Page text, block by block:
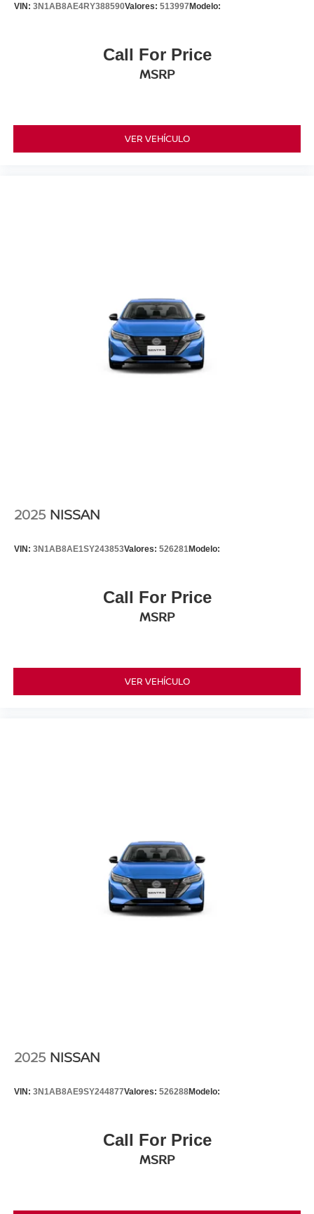
VIN: 3N1AB8AE4RY388590Valores: 513997Modelo:
Call For Price
MSRP
VER VEHÍCULO
2025 NISSAN
VIN: 3N1AB8AE1SY243853Valores: 526281Modelo:
Call For Price
MSRP
VER VEHÍCULO
2025 NISSAN
VIN: 3N1AB8AE9SY244877Valores: 526288Modelo:
Call For Price
MSRP